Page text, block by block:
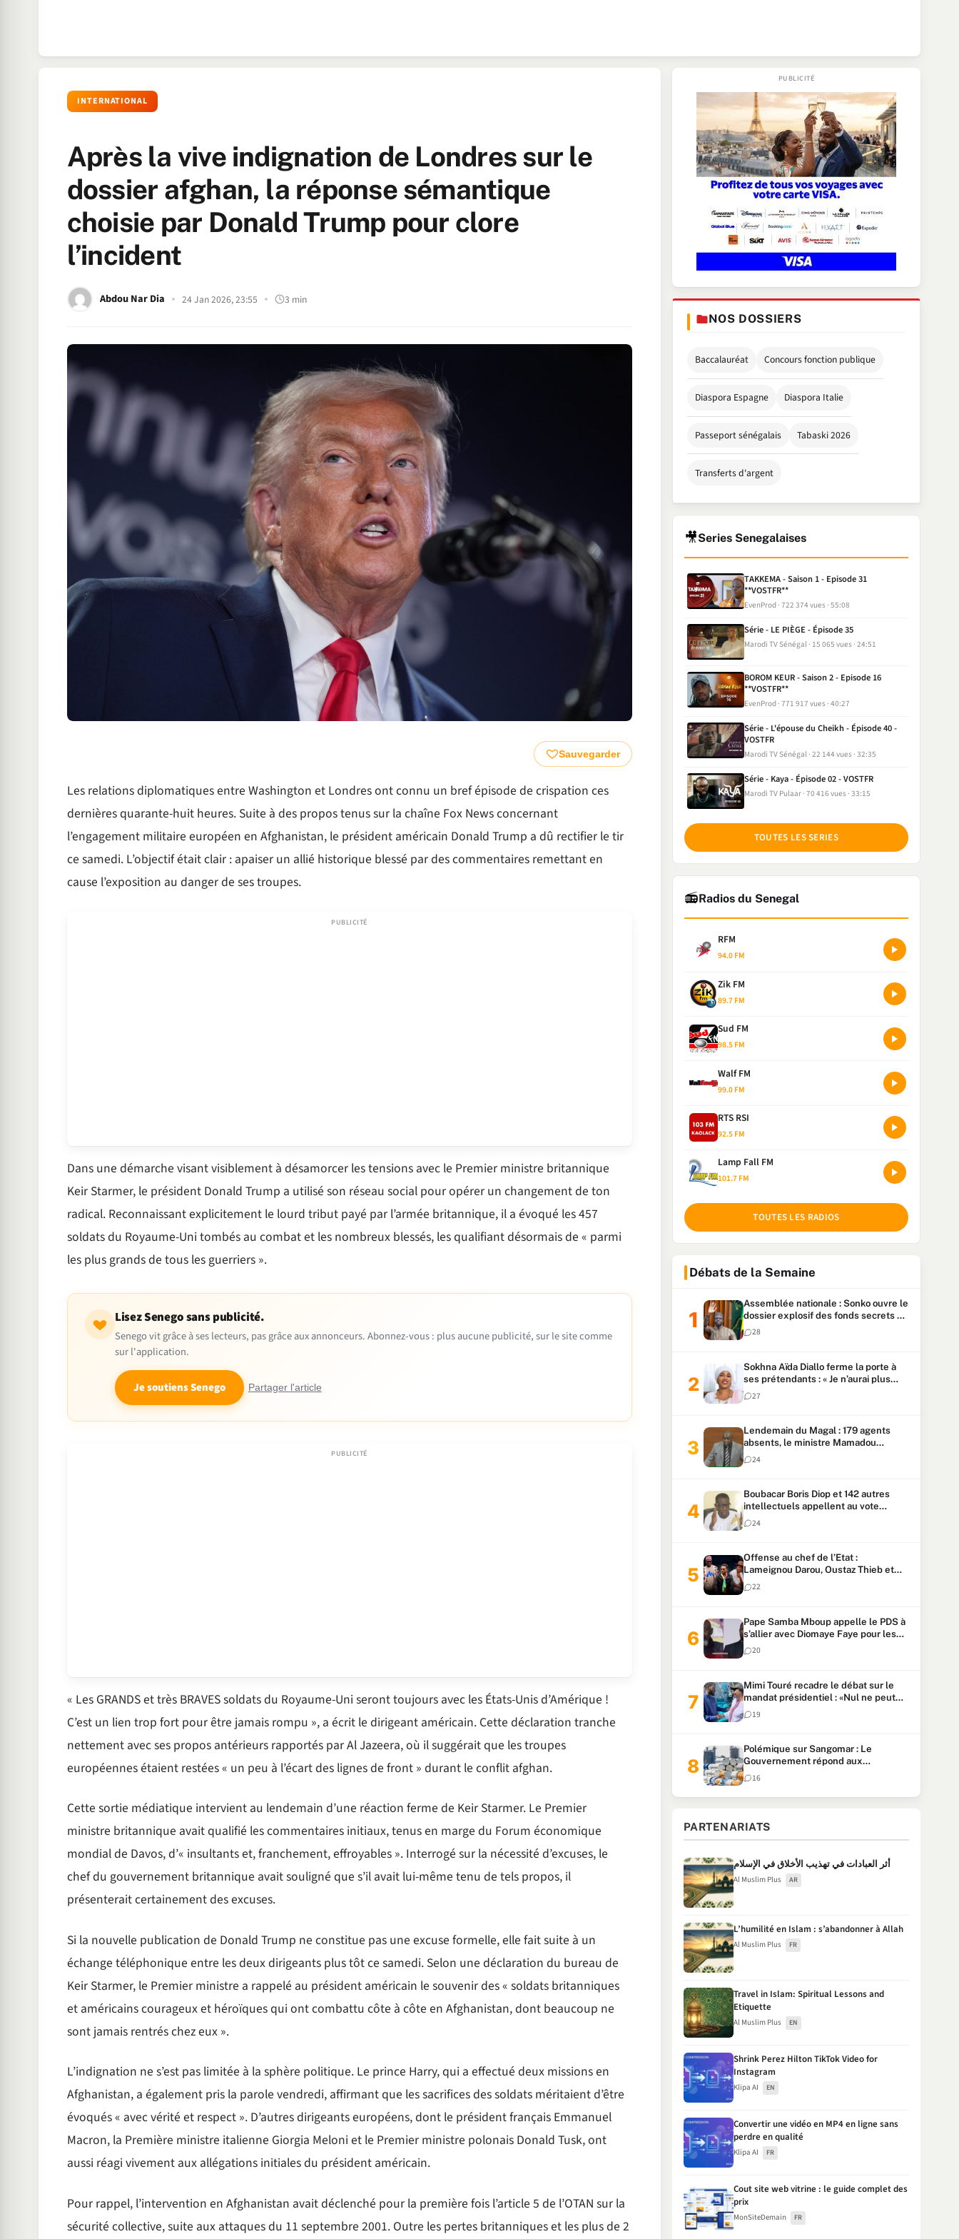
INTERNATIONAL
Après la vive indignation de Londres sur le
dossier afghan, la réponse sémantique
choisie par Donald Trump pour clore
l’incident
Abdou Nar Dia 24 Jan 2026, 23:55 3 min
Sauvegarder
Les relations diplomatiques entre Washington et Londres ont connu un bref épisode de crispation ces
dernières quarante-huit heures. Suite à des propos tenus sur la chaîne Fox News concernant
l’engagement militaire européen en Afghanistan, le président américain Donald Trump a dû rectifier le tir
ce samedi. L’objectif était clair : apaiser un allié historique blessé par des commentaires remettant en
cause l’exposition au danger de ses troupes.
Dans une démarche visant visiblement à désamorcer les tensions avec le Premier ministre britannique
Keir Starmer, le président Donald Trump a utilisé son réseau social pour opérer un changement de ton
radical. Reconnaissant explicitement le lourd tribut payé par l’armée britannique, il a évoqué les 457
soldats du Royaume-Uni tombés au combat et les nombreux blessés, les qualifiant désormais de « parmi
les plus grands de tous les guerriers ».
Lisez Senego sans publicité.
Senego vit grâce à ses lecteurs, pas grâce aux annonceurs. Abonnez-vous : plus aucune publicité, sur le site comme
sur l'application.
Je soutiens Senego Partager l'article
« Les GRANDS et très BRAVES soldats du Royaume-Uni seront toujours avec les États-Unis d’Amérique !
C’est un lien trop fort pour être jamais rompu », a écrit le dirigeant américain. Cette déclaration tranche
nettement avec ses propos antérieurs rapportés par Al Jazeera, où il suggérait que les troupes
européennes étaient restées « un peu à l’écart des lignes de front » durant le conflit afghan.
Cette sortie médiatique intervient au lendemain d’une réaction ferme de Keir Starmer. Le Premier
ministre britannique avait qualifié les commentaires initiaux, tenus en marge du Forum économique
mondial de Davos, d’« insultants et, franchement, effroyables ». Interrogé sur la nécessité d’excuses, le
chef du gouvernement britannique avait souligné que s’il avait lui-même tenu de tels propos, il
présenterait certainement des excuses.
Si la nouvelle publication de Donald Trump ne constitue pas une excuse formelle, elle fait suite à un
échange téléphonique entre les deux dirigeants plus tôt ce samedi. Selon une déclaration du bureau de
Keir Starmer, le Premier ministre a rappelé au président américain le souvenir des « soldats britanniques
et américains courageux et héroïques qui ont combattu côte à côte en Afghanistan, dont beaucoup ne
sont jamais rentrés chez eux ».
L’indignation ne s’est pas limitée à la sphère politique. Le prince Harry, qui a effectué deux missions en
Afghanistan, a également pris la parole vendredi, affirmant que les sacrifices des soldats méritaient d’être
évoqués « avec vérité et respect ». D’autres dirigeants européens, dont le président français Emmanuel
Macron, la Première ministre italienne Giorgia Meloni et le Premier ministre polonais Donald Tusk, ont
aussi réagi vivement aux allégations initiales du président américain.
Pour rappel, l’intervention en Afghanistan avait déclenché pour la première fois l’article 5 de l’OTAN sur la
sécurité collective, suite aux attaques du 11 septembre 2001. Outre les pertes britanniques et les plus de 2
NOS DOSSIERS
Baccalauréat Concours fonction publique
Diaspora Espagne Diaspora Italie
Passeport sénégalais Tabaski 2026
Transferts d'argent
🎥Series Senegalaises
TAKKEMA - Saison 1 - Episode 31
**VOSTFR**
EvenProd 722 374 vues 55:08
Série - LE PIÈGE - Épisode 35
Marodi TV Sénégal 15 065 vues 24:51
BOROM KEUR - Saison 2 - Episode 16
**VOSTFR**
EvenProd 771 917 vues 40:27
Série - L'épouse du Cheikh - Épisode 40 -
VOSTFR
Marodi TV Sénégal 22 144 vues 32:35
Série - Kaya - Épisode 02 - VOSTFR
Marodi TV Pulaar 70 416 vues 33:15
TOUTES LES SERIES
📻Radios du Senegal
RFM
94.0 FM
Zik FM
89.7 FM
Sud FM
98.5 FM
Walf FM
99.0 FM
RTS RSI
92.5 FM
Lamp Fall FM
101.7 FM
TOUTES LES RADIOS
Débats de la Semaine
Assemblée nationale : Sonko ouvre le
dossier explosif des fonds secrets et
du patrimoine présidentiel
28
Sokhna Aïda Diallo ferme la porte à
ses prétendants : « Je n’aurai plus
jamais un autre mari »
27
Lendemain du Magal : 179 agents
absents, le ministre Mamadou
Lamine Dianté exige des explications
24
Boubacar Boris Diop et 142 autres
intellectuels appellent au vote
urgent de la révision
constitutionnelle
24
Offense au chef de l’Etat :
Lameignou Darou, Oustaz Thieb et
Ndiaye Touba lourdement
condamnés
22
Pape Samba Mboup appelle le PDS à
s’allier avec Diomaye Faye pour les
locales et tacle Sonko
20
Mimi Touré recadre le débat sur le
mandat présidentiel : «Nul ne peut
faire plus de deux mandats
consécutifs de 5 ans»
19
Polémique sur Sangomar : Le
Gouvernement répond aux
accusations et clarifie le partage des
milliards
16
PARTENARIATS
أثر العبادات في تهذيب الأخلاق في الإسلام
Al Muslim Plus AR
L’humilité en Islam : s’abandonner à Allah
Al Muslim Plus FR
Travel in Islam: Spiritual Lessons and
Etiquette
Al Muslim Plus EN
Shrink Perez Hilton TikTok Video for
Instagram
Klipa AI EN
Convertir une vidéo en MP4 en ligne sans
perdre en qualité
Klipa AI FR
Cout site web vitrine : le guide complet des
prix
MonSiteDemain FR